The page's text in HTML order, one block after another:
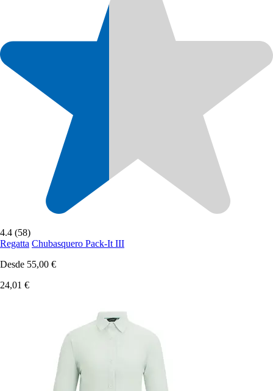
4.4 (58)
Regatta Chubasquero Pack-It III
Desde 55,00 €
24,01 €